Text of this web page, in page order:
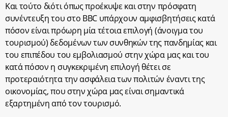
Και τούτο διότι όπως προέκυψε και στην πρόσφατη
συνέντευξη του στο ΒΒC υπάρχουν αμφισβητήσεις κατά
πόσον είναι πρόωρη μία τέτοια επιλογή (άνοιγμα του
τουρισμού) δεδομένων των συνθηκών της πανδημίας και
του επιπέδου του εμβολιασμού στην χώρα μας και του
κατά πόσον η συγκεκριμένη επιλογή θέτει σε
προτεραιότητα την ασφάλεια των πολιτών έναντι της
οικονομίας, που στην χώρα μας είναι σημαντικά
εξαρτημένη από τον τουρισμό.